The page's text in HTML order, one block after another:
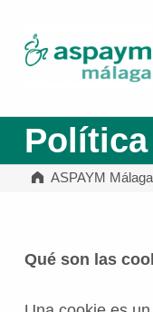
ASPAYM Málaga
Qué son las